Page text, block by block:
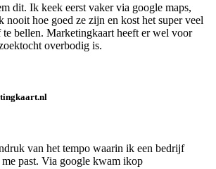
dit. Ik keek eerst vaker via google maps,
nooit hoe goed ze zijn en kost het super veel
bellen. Marketingkaart heeft er wel voor
overbodig is.
van het tempo waarin ik een bedrijf
past. Via google kwam ikop